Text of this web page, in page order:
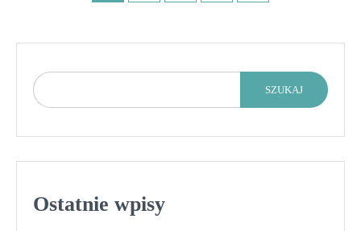
SZUKAJ
Ostatnie wpisy